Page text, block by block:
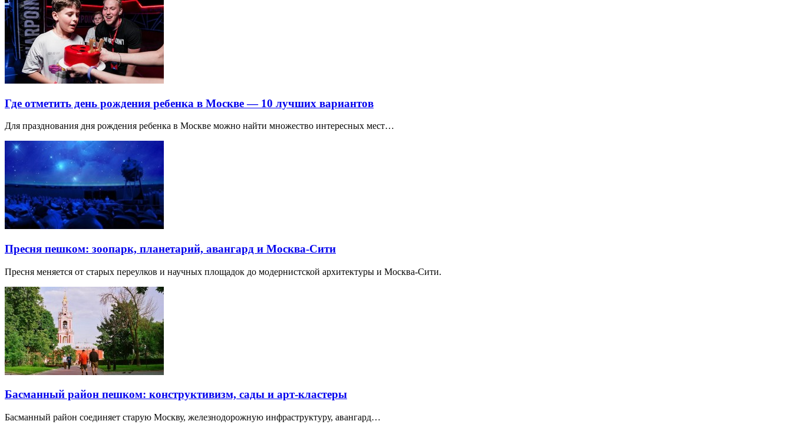
Где отметить день рождения ребенка в Москве — 10 лучших вариантов
Для празднования дня рождения ребенка в Москве можно найти множество интересных мест…
Пресня пешком: зоопарк, планетарий, авангард и Москва-Сити
Пресня меняется от старых переулков и научных площадок до модернистской архитектуры и Москва-Сити.
Басманный район пешком: конструктивизм, сады и арт-кластеры
Басманный район соединяет старую Москву, железнодорожную инфраструктуру, авангард…